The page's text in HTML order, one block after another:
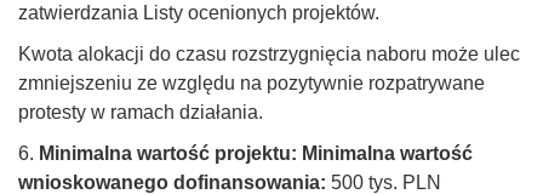
zatwierdzania Listy ocenionych projektów.
Kwota alokacji do czasu rozstrzygnięcia naboru może ulec
zmniejszeniu ze względu na pozytywnie rozpatrywane
protesty w ramach działania.
6. Minimalna wartość projektu: Minimalna wartość
wnioskowanego dofinansowania: 500 tys. PLN